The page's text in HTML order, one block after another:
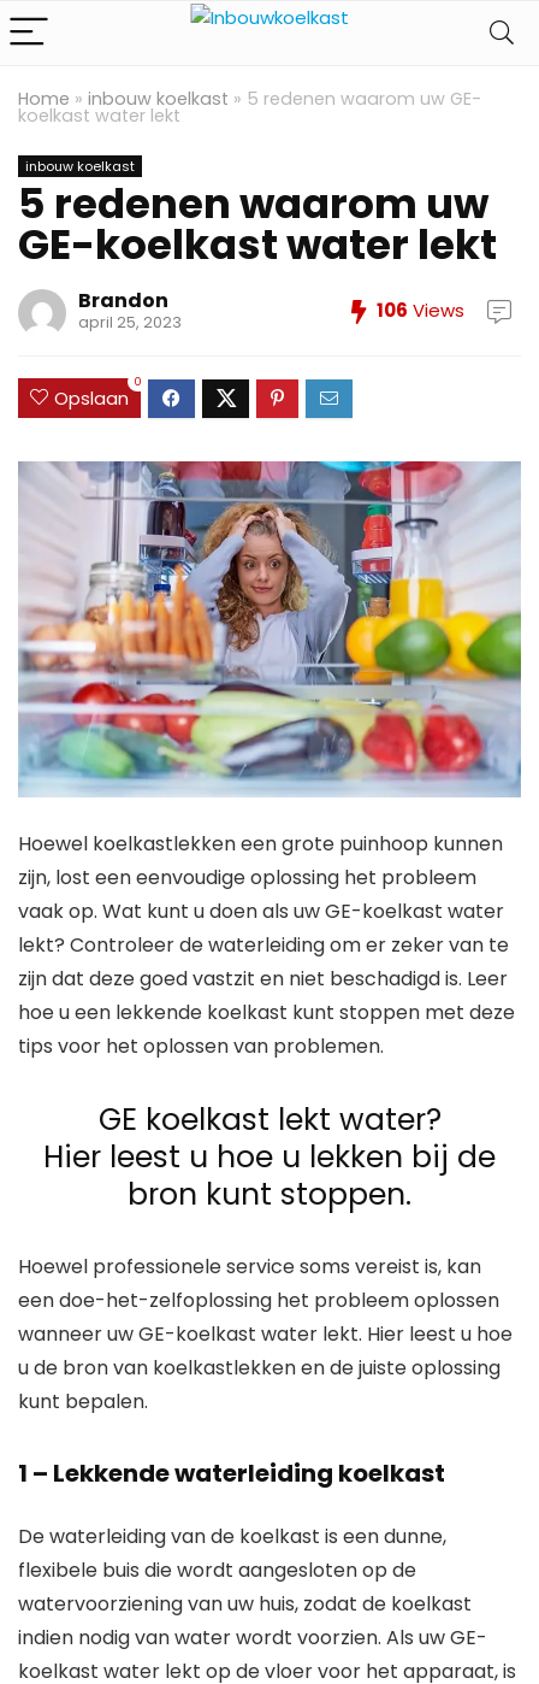
Home » inbouw koelkast » 5 redenen waarom uw GE-
koelkast water lekt
inbouw koelkast
5 redenen waarom uw
GE-koelkast water lekt
Brandon
april 25, 2023 106 Views
Opslaan
0
Hoewel koelkastlekken een grote puinhoop kunnen
zijn, lost een eenvoudige oplossing het probleem
vaak op. Wat kunt u doen als uw GE-koelkast water
lekt? Controleer de waterleiding om er zeker van te
zijn dat deze goed vastzit en niet beschadigd is. Leer
hoe u een lekkende koelkast kunt stoppen met deze
tips voor het oplossen van problemen.
GE koelkast lekt water?
Hier leest u hoe u lekken bij de
bron kunt stoppen.
Hoewel professionele service soms vereist is, kan
een doe-het-zelfoplossing het probleem oplossen
wanneer uw GE-koelkast water lekt. Hier leest u hoe
u de bron van koelkastlekken en de juiste oplossing
kunt bepalen.
1 – Lekkende waterleiding koelkast
De waterleiding van de koelkast is een dunne,
flexibele buis die wordt aangesloten op de
watervoorziening van uw huis, zodat de koelkast
indien nodig van water wordt voorzien. Als uw GE-
koelkast water lekt op de vloer voor het apparaat, is